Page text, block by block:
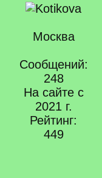
Москва
Сообщений:
248
На сайте с
2021 г.
Рейтинг:
449